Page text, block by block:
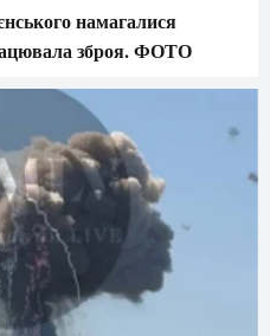
намагалися
зброя. ФОТО